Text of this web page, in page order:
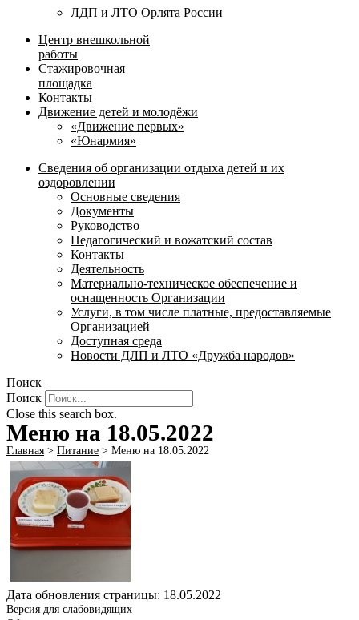
ЛДП и ЛТО Орлята России
Центр внешкольной
работы
Стажировочная
площадка
Контакты
Движение детей и молодёжи
«Движение первых»
«Юнармия»
Сведения об организации отдыха детей и их
оздоровлении
Основные сведения
Документы
Руководство
Педагогический и вожатский состав
Контакты
Деятельность
Материально-техническое обеспечение и
оснащенность Организации
Услуги, в том числе платные, предоставляемые
Организацией
Доступная среда
Новости ДЛП и ЛТО «Дружба народов»
Поиск
Поиск
Close this search box.
Меню на 18.05.2022
Главная > Питание > Меню на 18.05.2022
Дата обновления страницы: 18.05.2022
Версия для слабовидящих